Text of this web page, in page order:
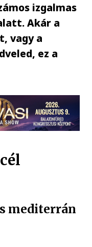
izgalmas
Akár a
vagy a
ez a
mediterrán